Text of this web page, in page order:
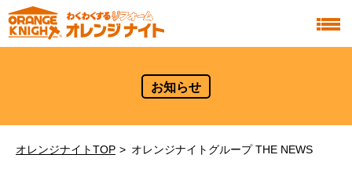
お知らせ
オレンジナイトTOP オレンジナイトグループ THE NEWS